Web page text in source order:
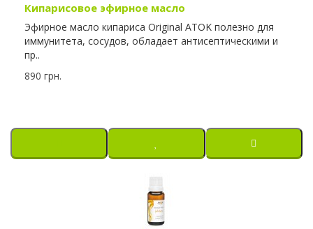
Кипарисовое эфирное масло
Эфирное масло кипариса Original ATOK полезно для
иммунитета, сосудов, обладает антисептическими и
пр..
890 грн.